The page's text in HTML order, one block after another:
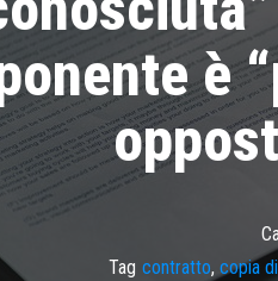
è
Tag contratto, copia